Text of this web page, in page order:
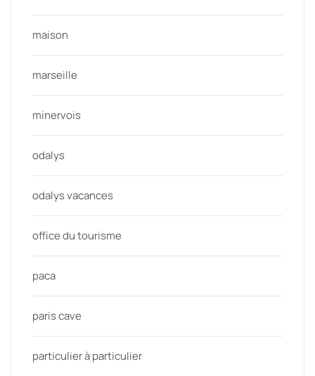
maison
marseille
minervois
odalys
odalys vacances
office du tourisme
paca
paris cave
particulier à particulier